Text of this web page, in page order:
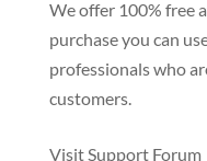
We offer 100% free
purchase you can
professionals who
customers.
Visit Support Forum